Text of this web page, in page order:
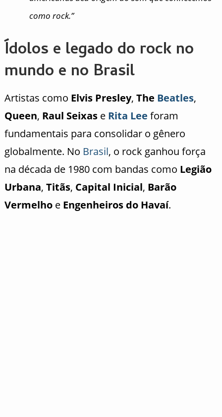
como rock.”
Ídolos e legado do rock no
mundo e no Brasil
Artistas como Elvis Presley, The Beatles,
Queen, Raul Seixase Rita Lee foram
fundamentais para consolidar o gênero
globalmente. No Brasil, o rock ganhou força
na década de 1980 com bandas como Legião
Urbana, Titãs, Capital Inicial, Barão
Vermelhoe Engenheiros do Havaí.